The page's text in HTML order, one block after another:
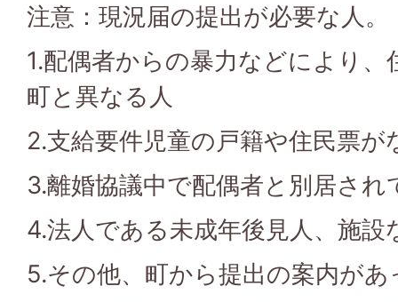
注意：現況届の提出が必要な人。
1.配偶者からの暴力などにより、
町と異なる人
2.支給要件児童の戸籍や住民票が
3.離婚協議中で配偶者と別居され
4.法人である未成年後見人、施設
5.その他、町から提出の案内があ